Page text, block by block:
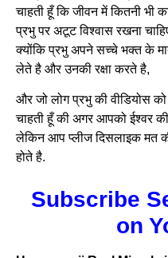
चाहती हूँ कि जीवन में कितनी भी
प्रभु पर अटूट विश्वास रखना
क्योंकि प्रभु अपने सच्चे भक्त के
लेते है और उनकी रक्षा करते है,
और जो लोग प्रभु की वीडियोस
चाहती हूँ की अगर आपको ईश्वर की
लेकिन आप प्लीज दिसलाइक मत
होते है.
Subscribe
on